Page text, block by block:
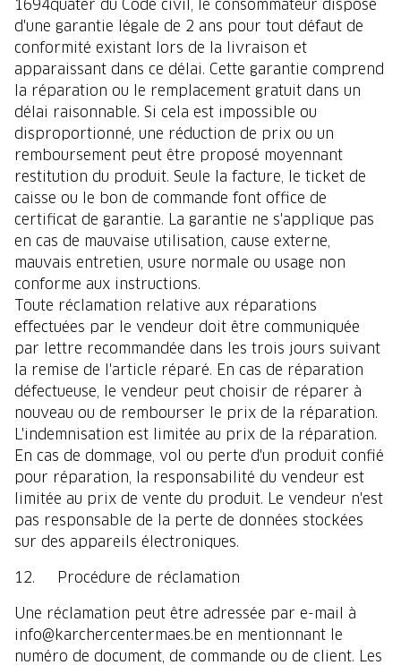
1694quater du Code civil, le consommateur dispose
d'une garantie légale de 2 ans pour tout défaut de
conformité existant lors de la livraison et
apparaissant dans ce délai. Cette garantie comprend
la réparation ou le remplacement gratuit dans un
délai raisonnable. Si cela est impossible ou
disproportionné, une réduction de prix ou un
remboursement peut être proposé moyennant
restitution du produit. Seule la facture, le ticket de
caisse ou le bon de commande font office de
certificat de garantie. La garantie ne s'applique pas
en cas de mauvaise utilisation, cause externe,
mauvais entretien, usure normale ou usage non
conforme aux instructions.
Toute réclamation relative aux réparations
effectuées par le vendeur doit être communiquée
par lettre recommandée dans les trois jours suivant
la remise de l'article réparé. En cas de réparation
défectueuse, le vendeur peut choisir de réparer à
nouveau ou de rembourser le prix de la réparation.
L'indemnisation est limitée au prix de la réparation.
En cas de dommage, vol ou perte d'un produit confié
pour réparation, la responsabilité du vendeur est
limitée au prix de vente du produit. Le vendeur n'est
pas responsable de la perte de données stockées
sur des appareils électroniques.
12. Procédure de réclamation
Une réclamation peut être adressée par e-mail à
info@karchercentermaes.be en mentionnant le
numéro de document, de commande ou de client. Les